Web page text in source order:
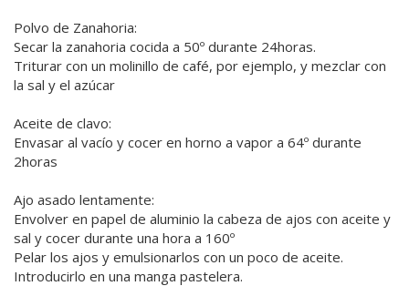
Polvo de Zanahoria:
Secar la zanahoria cocida a 50º durante 24horas.
Triturar con un molinillo de café, por ejemplo, y mezclar con
la sal y el azúcar
Aceite de clavo:
Envasar al vacío y cocer en horno a vapor a 64º durante
2horas
Ajo asado lentamente:
Envolver en papel de aluminio la cabeza de ajos con aceite y
sal y cocer durante una hora a 160º
Pelar los ajos y emulsionarlos con un poco de aceite.
Introducirlo en una manga pastelera.